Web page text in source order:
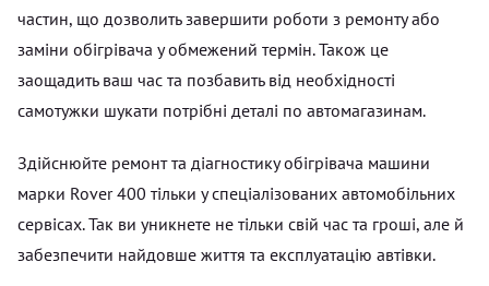
частин, що дозволить завершити роботи з ремонту або
заміни обігрівача у обмежений термін. Також це
заощадить ваш час та позбавить від необхідності
самотужки шукати потрібні деталі по автомагазинам.
Здійснюйте ремонт та діагностику обігрівача машини
марки Rover 400 тільки у спеціалізованих автомобільних
сервісах. Так ви уникнете не тільки свій час та гроші, але й
забезпечити найдовше життя та експлуатацію автівки.